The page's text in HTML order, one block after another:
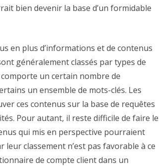
bien devenir la base d’un formidable
en plus d’informations et de contenus
généralement classés par types de
un certain nombre de
un ensemble de mots-clés. Les
ces contenus sur la base de requêtes
Pour autant, il reste difficile de faire le
qui mis en perspective pourraient
leur classement n’est pas favorable à ce
de compte client dans un